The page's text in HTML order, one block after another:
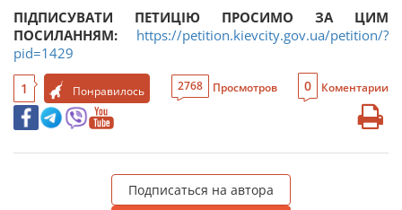
ПІДПИСУВАТИ ПЕТИЦІЮ ПРОСИМО ЗА ЦИМ
ПОСИЛАННЯМ:
https://petition.kievcity.gov.ua/petition/?
pid=1429
1 Понравилось 2768 Просмотров 0 Коментарии
Подписаться на автора